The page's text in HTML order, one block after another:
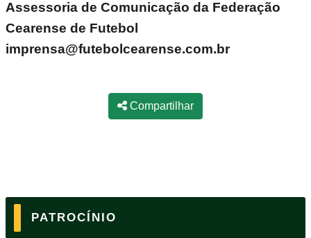
Assessoria de Comunicação da Federação
Cearense de Futebol
imprensa@futebolcearense.com.br
Compartilhar
PATROCÍNIO